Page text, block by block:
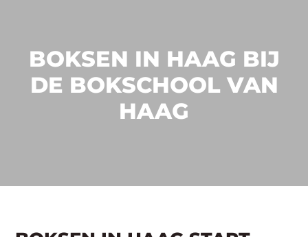
BOKSEN IN HAAG BIJ
DE BOKSCHOOL VAN
HAAG